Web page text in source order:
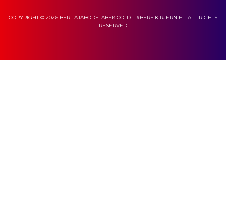
COPYRIGHT © 2026 BERITAJABODETABEK.CO.ID – #BERFIKIRJERNIH - ALL RIGHTS
RESERVED